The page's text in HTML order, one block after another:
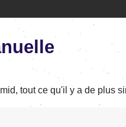
tout ce qu'il y a de plus